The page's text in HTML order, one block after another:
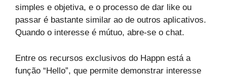
simples e objetiva, e o processo de dar like ou
passar é bastante similar ao de outros aplicativos.
Quando o interesse é mútuo, abre-se o chat.
Entre os recursos exclusivos do Happn está a
função “Hello”, que permite demonstrar interesse